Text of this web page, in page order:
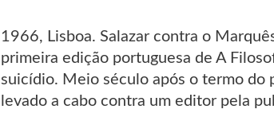
1966, Lisboa. Salazar contra o
primeira edição portuguesa de A
suicídio. Meio século após o termo do
levado a cabo contra um editor pela